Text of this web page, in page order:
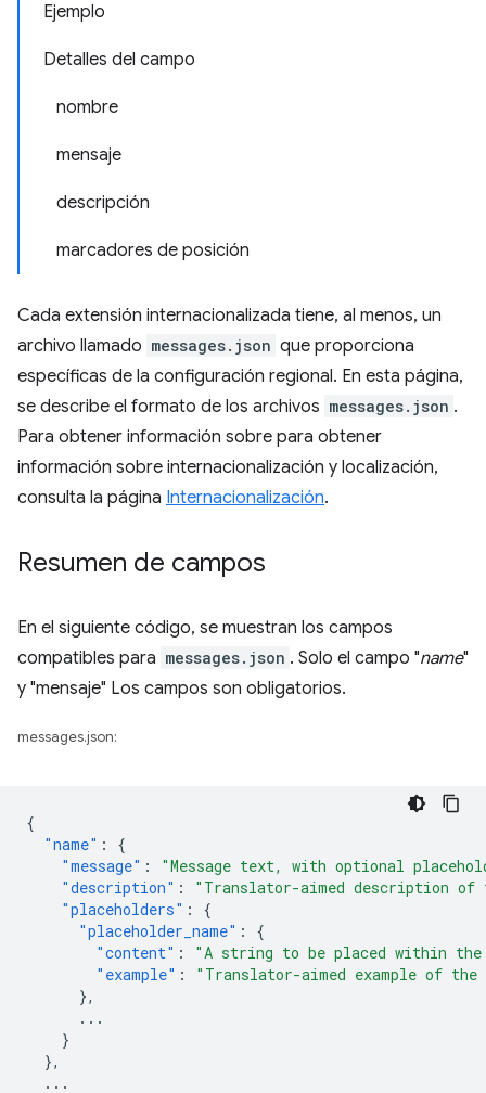
Ejemplo
Detalles del campo
nombre
mensaje
descripción
marcadores de posición
Cada extensión internacionalizada tiene, al menos, un
archivo llamado messages.json que proporciona
específicas de la configuración regional. En esta página,
se describe el formato de los archivos messages.json .
Para obtener información sobre para obtener
información sobre internacionalización y localización,
consulta la página Internacionalización.
Resumen de campos
En el siguiente código, se muestran los campos
compatibles para messages.json . Solo el campo "name"
y "mensaje" Los campos son obligatorios.
messages.json:
{
"name" :
{
"message" :
"Message text, with optional
"description" :
"Translator-aimed description of
"placeholders" :
{
"placeholder_name" :
{
"content" :
"A string to be placed within the
"example" :
"Translator-aimed example of
},
...
}
},
...